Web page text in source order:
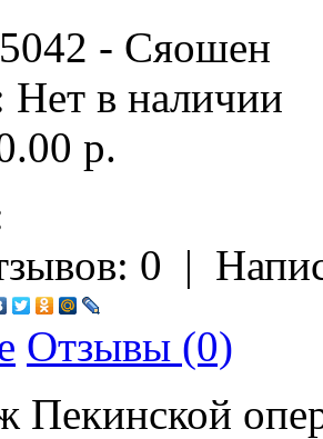
5042 - Cяошен
Нет в наличии
р.
0 |
Отзывы (0)
Пекинской